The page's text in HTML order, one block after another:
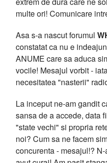
multe ori! Comunicare
Asa s-a nascut forumul
constatat ca nu e
ANUME care sa aduca
vocile! Mesajul vorbit -
necesitatea "nasterii"
La inceput ne-am gandit
sansa de a accede, data
"state vechi" si propria
noi? Cum sa ne facem
concurenta - mesajul!?